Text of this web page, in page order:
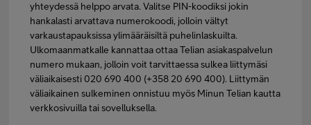
yhteydessä helppo arvata. Valitse PIN-koodiksi jokin
hankalasti arvattava numerokoodi, jolloin vältyt
varkaustapauksissa ylimääräisiltä puhelinlaskuilta.
Ulkomaanmatkalle kannattaa ottaa Telian asiakaspalvelun
numero mukaan, jolloin voit tarvittaessa sulkea liittymäsi
väliaikaisesti 020 690 400 (+358 20 690 400). Liittymän
väliaikainen sulkeminen onnistuu myös Minun Telian kautta
verkkosivuilla tai sovelluksella.